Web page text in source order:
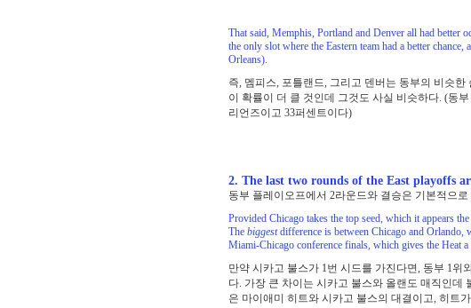
That said, Memphis, Portland and Denver all had better
the only slot where the Eastern team had a better
Orleans).
즉, 멤피스, 포틀랜드, 그리고 덴버는 동부의 비슷
이 확률이 더 클 것인데 그것도 사실 비슷하다. (동
리언즈이고 33퍼센트이다)
2. The last two rounds of the East playoffs
동부 플레이오프에서 2라운드와 결승은 기본적으
Provided Chicago takes the top seed, which it appears
The biggestdifference is between Chicago and Orlando,
Miami-Chicago conference finals, which gives the Heat a
만약 시카고 불스가 1번 시드를 가진다면, 동부 1위
다. 가장 큰 차이는 시카고 불스와 올랜도 매직인데
은 마이애미 히트와 시카고 불스의 대결이고, 히트